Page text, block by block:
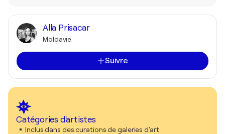
Alla Prisacar
Moldavie
Suivre
Catégories d'artistes
Inclus dans des curations de galeries d'art